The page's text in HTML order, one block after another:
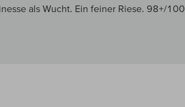
als Wucht. Ein feiner Riese. 98+/100